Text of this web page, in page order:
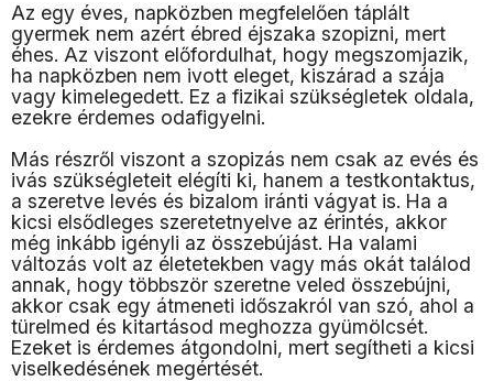
Az egy éves, napközben megfelelően táplált
gyermek nem azért ébred éjszaka szopizni, mert
éhes. Az viszont előfordulhat, hogy megszomjazik,
ha napközben nem ivott eleget, kiszárad a szája
vagy kimelegedett. Ez a fizikai szükségletek oldala,
ezekre érdemes odafigyelni.
Más részről viszont a szopizás nem csak az evés és
ivás szükségleteit elégíti ki, hanem a testkontaktus,
a szeretve levés és bizalom iránti vágyat is. Ha a
kicsi elsődleges szeretetnyelve az érintés, akkor
még inkább igényli az összebújást. Ha valami
változás volt az életetekben vagy más okát találod
annak, hogy többször szeretne veled összebújni,
akkor csak egy átmeneti időszakról van szó, ahol a
türelmed és kitartásod meghozza gyümölcsét.
Ezeket is érdemes átgondolni, mert segítheti a kicsi
viselkedésének megértését.